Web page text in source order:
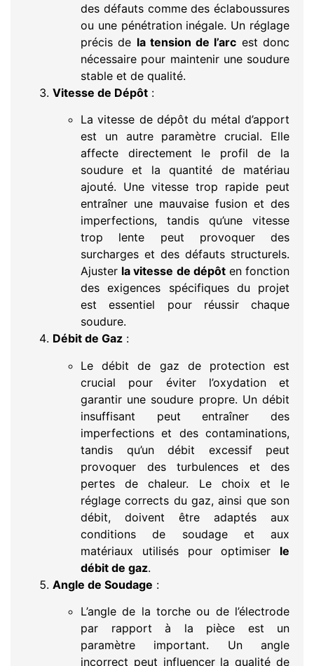
des défauts comme des éclaboussures
ou une pénétration inégale. Un réglage
précis de la tension de l’arc est donc
nécessaire pour maintenir une soudure
stable et de qualité.
Vitesse de Dépôt :
La vitesse de dépôt du métal d’apport
est un autre paramètre crucial. Elle
affecte directement le profil de la
soudure et la quantité de matériau
ajouté. Une vitesse trop rapide peut
entraîner une mauvaise fusion et des
imperfections, tandis qu’une vitesse
trop lente peut provoquer des
surcharges et des défauts structurels.
Ajuster la vitesse de dépôten fonction
des exigences spécifiques du projet
est essentiel pour réussir chaque
soudure.
Débit de Gaz :
Le débit de gaz de protection est
crucial pour éviter l’oxydation et
garantir une soudure propre. Un débit
insuffisant peut entraîner des
imperfections et des contaminations,
tandis qu’un débit excessif peut
provoquer des turbulences et des
pertes de chaleur. Le choix et le
réglage corrects du gaz, ainsi que son
débit, doivent être adaptés aux
conditions de soudage et aux
matériaux utilisés pour optimiser le
débit de gaz.
Angle de Soudage :
L’angle de la torche ou de l’électrode
par rapport à la pièce est un
paramètre important. Un angle
incorrect peut influencer la qualité de